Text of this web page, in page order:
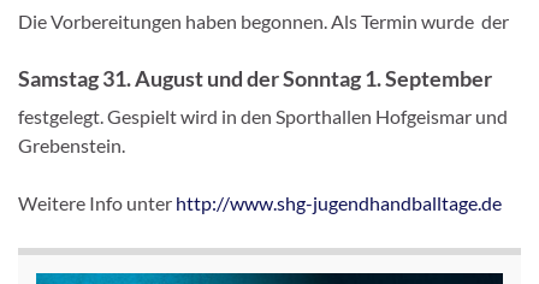
Die Vorbereitungen haben begonnen. Als Termin wurde der
Samstag 31. August und der Sonntag 1. September
festgelegt. Gespielt wird in den Sporthallen Hofgeismar und
Grebenstein.
Weitere Info unter http://www.shg-jugendhandballtage.de